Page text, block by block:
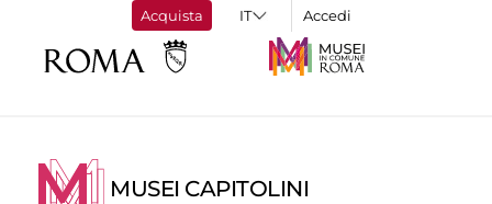
Acquista Accedi
MUSEI CAPITOLINI